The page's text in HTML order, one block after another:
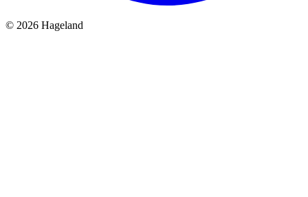
© 2026 Hageland